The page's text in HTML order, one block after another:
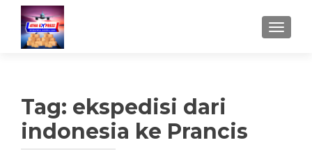
TUKAR
Tag: ekspedisi dari
indonesia ke Prancis